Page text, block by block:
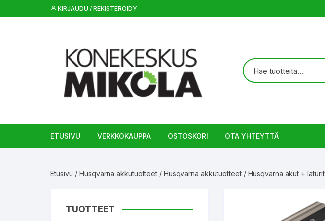
suoraan
KIRJAUDU / REKISTERÖIDY
ETUSIVU VERKKOKAUPPA OSTOSKORI OTA YHTEYTTÄ
Etusivu / Husqvarna akkutuotteet / Husqvarna akkutuotteet / Husqvarna akut + laturit
TUOTTEET